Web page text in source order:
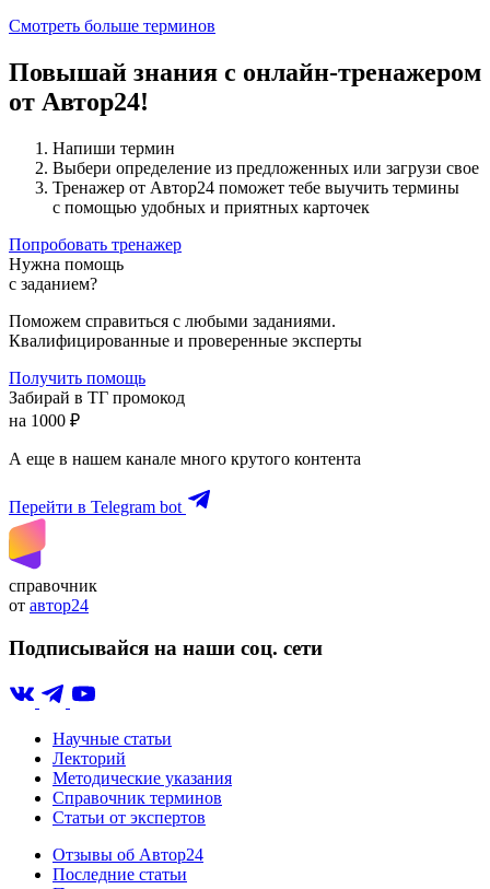
Смотреть больше терминов
Повышай знания с онлайн-тренажером
от Автор24!
Напиши термин
Выбери определение из предложенных или загрузи свое
Тренажер от Автор24 поможет тебе выучить термины
с помощью удобных и приятных карточек
Попробовать тренажер
Нужна помощь
с заданием?
Поможем справиться с любыми заданиями.
Квалифицированные и проверенные эксперты
Получить помощь
Забирай в ТГ промокод
на 1000 ₽
А еще в нашем канале много крутого контента
Перейти в Telegram bot
справочник
от автор24
Подписывайся на наши соц. сети
Научные статьи
Лекторий
Методические указания
Справочник терминов
Статьи от экспертов
Отзывы об Автор24
Последние статьи